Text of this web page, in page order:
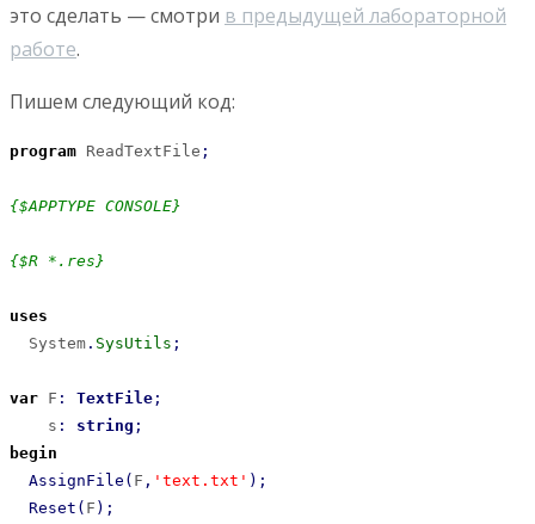
это сделать — смотри в предыдущей лабораторной
работе.
Пишем следующий код:
program ReadTextFile ;
{$APPTYPE CONSOLE}
{$R *.res}
uses
  System
. SysUtils ;
var F : TextFile ;
    s
: string ;
begin
AssignFile ( F , 'text.txt' ) ;
Reset ( F ) ;